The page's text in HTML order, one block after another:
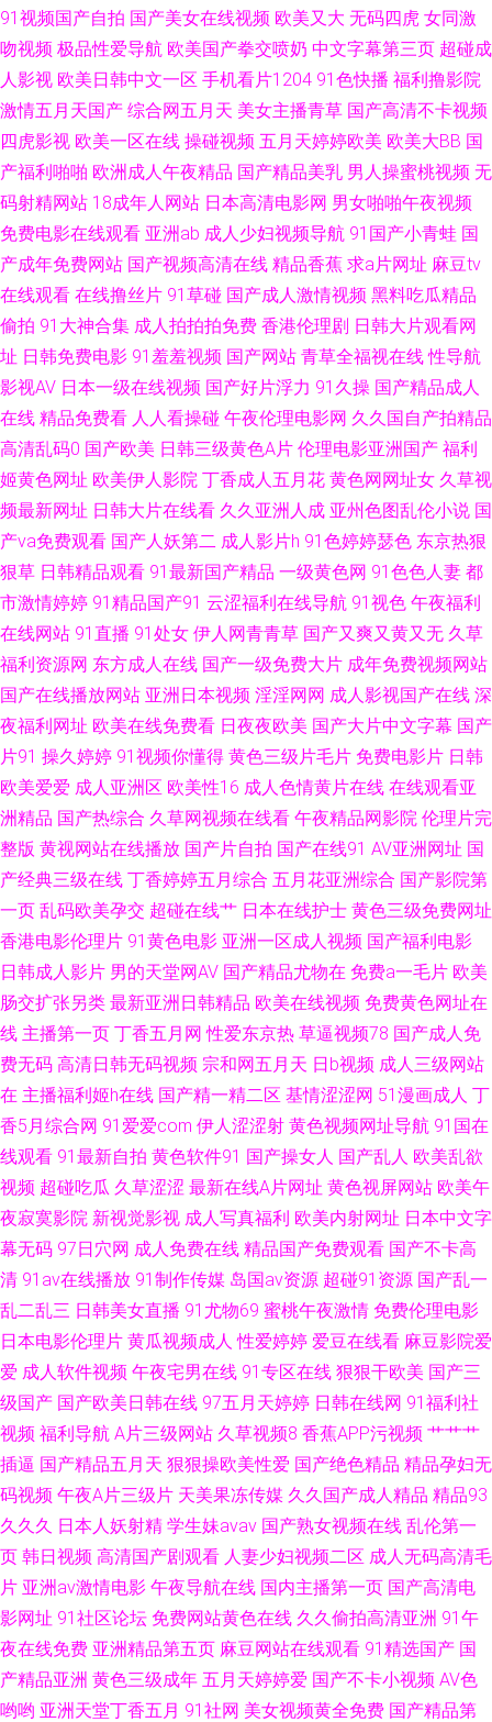
天美麻豆蜜桃传媒 色女人的天堂网 AV老司机资源网 婷婷五月天深爱 国产福
利精品一 伊人五月香蕉 国产群pav 91n免视频 日本啊v免费高清网站 成人无
码久久蜜桃网站 51视频探花 久草福利视频免费 91视频在线免费 日本中文字
幕大久久 99视频在线你懂得 亚洲97 国产一级久久精品 91高清视频免费观看
欧美日韩一本黄 91在线狼友 色网五月天 白丝骚艹白浆 午夜精品久久麻豆 福
利姬0喷水 91传禖 美女性生活网站 91青娱乐蜜桃臀久 日本福利社12区 草逼
91 午夜剧场嫩草分钟 丰满少妇一区二区三区 伊人久久成人网 国产午夜福利
一区 91人妻少妇喷水在线 色五月婷姐 超碰人人原创 综合九九 九热免费视频
播放 91久久婷婷国产麻 欧美日韩国产成人 AV网站免费在线观看 自拍成人在
线一区 狼友内射P 91婷婷色 日韩另类九区 波多野洁衣家庭教师 中文字幕无
码伦区 九操大香蕉9 91免费国产视频 涩五月婷婷 国产精品久久亚 91不用下
载免费看 欧美性第一页 97资源总站 亚洲免费蜜桃 国产综合日韩 91社在线看
的五月天 福利成人AV导航 中韩毛片精品基地 九一社干逼 91蜜臀精品视频 无
码妻精品一区二区 激情深爱96 一区一区一去二级 午夜福利姬剧院 极品国产
极品美女在线 91蜜拍 丝袜老师oj后入 国产第25页 91青娱乐在线导航 少妇干
14P 国产福利在线播放 91精品丝袜高跟 日屄导航 超碰成人人人乐 伊人大香
蕉娱乐 久久超碰人人操 91视频免费入口 中文Av电影院 麻豆九十一看片 丁香
五月日韩 91黄色网入口 欧美骚片 丁香美女社区 91岛国大片网站 三级国产精
品在线 九九久久99免费 91字幕中文视频 中日韩黄色五级片 欧美激情24P 超
碰97人人乐 91被操 男人的天堂自蔚 99爱在线视频观看 亚洲人人插 精品性
生生活 91视频在线观看导航 婷婷热网 国产午夜福利二区 91黄色视频大全 人
妻熟女在线网址 超碰人人肏屄 91n香蕉社 蜜桃视频网在线观看 国产成人男
男影院 91人人操 四虎成人影视大全 国产乱子一二三区 91欧美性片 日韩新片
福利视频1000合集 91福利小电影 欧美色图ts15p 阿v视频在线免费观看
91视频国产自拍 国产美女在线视频 欧美又大 无码四虎 女同激
吻视频 极品性爱导航 欧美国产拳交喷奶 中文字幕第三页 超碰成
人影视 欧美日韩中文一区 手机看片1204 91色快播 福利撸影院
激情五月天国产 综合网五月天 美女主播青草 国产高清不卡视频
四虎影视 欧美一区在线 操碰视频 五月天婷婷欧美 欧美大BB 国
产福利啪啪 欧洲成人午夜精品 国产精品美乳 男人操蜜桃视频 无
码射精网站 18成年人网站 日本高清电影网 男女啪啪午夜视频
免费电影在线观看 亚洲ab 成人少妇视频导航 91国产小青蛙 国
产成年免费网站 国产视频高清在线 精品香蕉 求a片网址 麻豆tv
在线观看 在线撸丝片 91草碰 国产成人激情视频 黑料吃瓜精品
偷拍 91大神合集 成人拍拍拍免费 香港伦理剧 日韩大片观看网
址 日韩免费电影 91羞羞视频 国产网站 青草全福视在线 性导航
影视AV 日本一级在线视频 国产好片浮力 91久操 国产精品成人
在线 精品免费看 人人看操碰 午夜伦理电影网 久久国自产拍精品
高清乱码0 国产欧美 日韩三级黄色A片 伦理电影亚洲国产 福利
姬黄色网址 欧美伊人影院 丁香成人五月花 黄色网网址女 久草视
频最新网址 日韩大片在线看 久久亚洲人成 亚州色图乱伦小说 国
产va免费观看 国产人妖第二 成人影片h 91色婷婷瑟色 东京热狠
狠草 日韩精品观看 91最新国产精品 一级黄色网 91色色人妻 都
市激情婷婷 91精品国产91 云涩福利在线导航 91视色 午夜福利
在线网站 91直播 91处女 伊人网青青草 国产又爽又黄又无 久草
福利资源网 东方成人在线 国产一级免费大片 成年免费视频网站
国产在线播放网站 亚洲日本视频 淫淫网网 成人影视国产在线 深
夜福利网址 欧美在线免费看 日夜夜欧美 国产大片中文字幕 国产
片91 操久婷婷 91视频你懂得 黄色三级片毛片 免费电影片 日韩
欧美爱爱 成人亚洲区 欧美性16 成人色情黄片在线 在线观看亚
洲精品 国产热综合 久草网视频在线看 午夜精品网影院 伦理片完
整版 黄视网站在线播放 国产片自拍 国产在线91 AV亚洲网址 国
产经典三级在线 丁香婷婷五月综合 五月花亚洲综合 国产影院第
一页 乱码欧美孕交 超碰在线艹 日本在线护士 黄色三级免费网址
香港电影伦理片 91黄色电影 亚洲一区成人视频 国产福利电影
日韩成人影片 男的天堂网AV 国产精品尤物在 免费a一毛片 欧美
肠交扩张另类 最新亚洲日韩精品 欧美在线视频 免费黄色网址在
线 主播第一页 丁香五月网 性爱东京热 草逼视频78 国产成人免
费无码 高清日韩无码视频 宗和网五月天 日b视频 成人三级网站
在 主播福利姬h在线 国产精一精二区 基情涩涩网 51漫画成人 丁
香5月综合网 91爱爱com 伊人涩涩射 黄色视频网址导航 91国在
线观看 91最新自拍 黄色软件91 国产操女人 国产乱人 欧美乱欲
视频 超碰吃瓜 久草涩涩 最新在线A片网址 黄色视屏网站 欧美午
夜寂寞影院 新视觉影视 成人写真福利 欧美内射网址 日本中文字
幕无码 97日穴网 成人免费在线 精品国产免费观看 国产不卡高
清 91av在线播放 91制作传媒 岛国av资源 超碰91资源 国产乱一
乱二乱三 日韩美女直播 91尤物69 蜜桃午夜激情 免费伦理电影
日本电影伦理片 黄瓜视频成人 性爱婷婷 爱豆在线看 麻豆影院爱
爱 成人软件视频 午夜宅男在线 91专区在线 狠狠干欧美 国产三
级国产 国产欧美日韩在线 97五月天婷婷 日韩在线网 91福利社
视频 福利导航 A片三级网站 久草视频8 香蕉APP污视频 艹艹艹
插逼 国产精品五月天 狠狠操欧美性爱 国产绝色精品 精品孕妇无
码视频 午夜A片三级片 天美果冻传媒 久久国产成人精品 精品93
久久久 日本人妖射精 学生妹avav 国产熟女视频在线 乱伦第一
页 韩日视频 高清国产剧观看 人妻少妇视频二区 成人无码高清毛
片 亚洲av激情电影 午夜导航在线 国内主播第一页 国产高清电
影网址 91社区论坛 免费网站黄色在线 久久偷拍高清亚洲 91午
夜在线免费 亚洲精品第五页 麻豆网站在线观看 91精选国产 国
产精品亚洲 黄色三级成年 五月天婷婷爱 国产不卡小视频 AV色
哟哟 亚洲天堂丁香五月 91社网 美女视频黄全免费 国产精品第